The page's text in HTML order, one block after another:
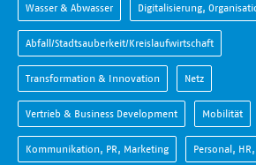
Wasser & Abwasser Digitalisierung,
Abfall/Stadtsauberkeit/Kreislaufwirtschaft
Transformation & Innovation Netz
Vertrieb & Business Development Mobilität
Kommunikation, PR, Marketing Personal,